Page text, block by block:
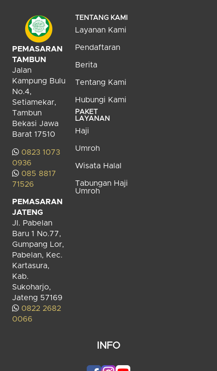
PEMASARAN
TAMBUN
Jalan
Kampung Bulu
No.4,
Setiamekar,
Tambun
Bekasi Jawa
Barat 17510
0823 1073
0936
085 8817
71526
PEMASARAN
JATENG
Jl. Pabelan
Baru 1 No.77,
Gumpang Lor,
Pabelan, Kec.
Kartasura,
Kab.
Sukoharjo,
Jateng 57169
0822 2682
0066
TENTANG KAMI
Layanan Kami
Pendaftaran
Berita
Tentang Kami
Hubungi Kami
PAKET
LAYANAN
Haji
Umroh
Wisata Halal
Tabungan Haji
Umroh
INFO